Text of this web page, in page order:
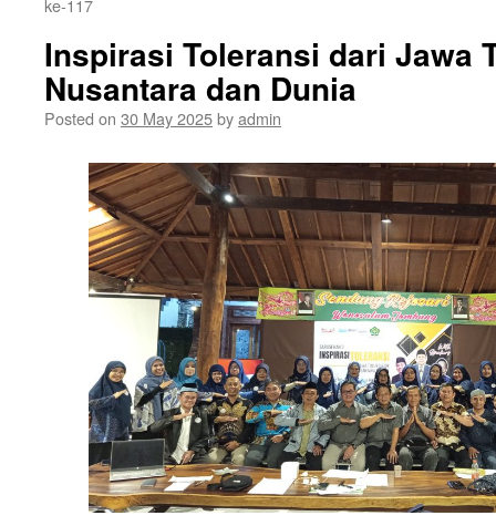
ke-117
Inspirasi Toleransi dari Jawa
Nusantara dan Dunia
Posted on 30 May 2025byadmin